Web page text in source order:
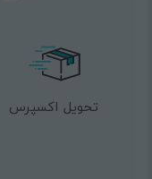
تحویل اکسپرس